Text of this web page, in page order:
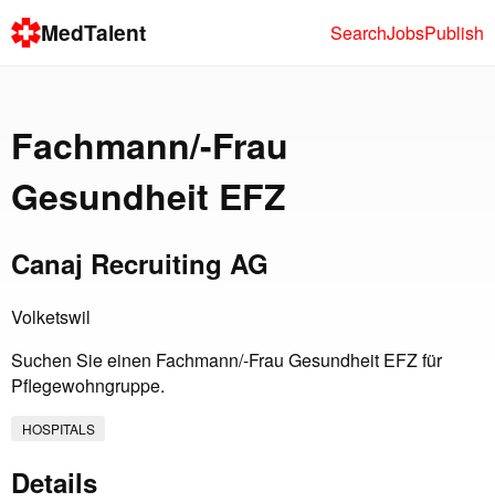
MedTalent SearchJobsPublish
Fachmann/-Frau
Gesundheit EFZ
Canaj Recruiting AG
Volketswil
Suchen Sie einen Fachmann/-Frau Gesundheit EFZ für
Pflegewohngruppe.
HOSPITALS
Details